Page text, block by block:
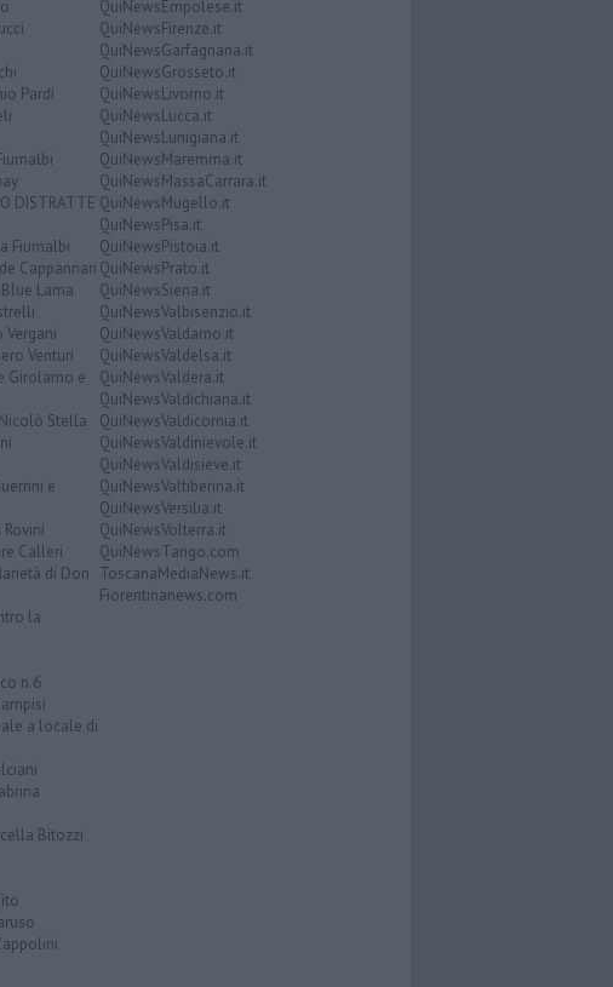
Pardi
DISTRATTE
Fiumalbi
Cappannari
Lama
Vergani
Venturi
Girolamo e
Stella
e
Calleri
di Don
la
n.6
a locale di
Bitozzi
QuiNewsEmpolese.it
QuiNewsFirenze.it
QuiNewsGarfagnana.it
QuiNewsGrosseto.it
QuiNewsLivorno.it
QuiNewsLucca.it
QuiNewsLunigiana.it
QuiNewsMaremma.it
QuiNewsMassaCarrara.it
QuiNewsMugello.it
QuiNewsPisa.it
QuiNewsPistoia.it
QuiNewsPrato.it
QuiNewsSiena.it
QuiNewsValbisenzio.it
QuiNewsValdarno.it
QuiNewsValdelsa.it
QuiNewsValdera.it
QuiNewsValdichiana.it
QuiNewsValdicornia.it
QuiNewsValdinievole.it
QuiNewsValdisieve.it
QuiNewsValtiberina.it
QuiNewsVersilia.it
QuiNewsVolterra.it
QuiNewsTango.com
ToscanaMediaNews.it
Fiorentinanews.com